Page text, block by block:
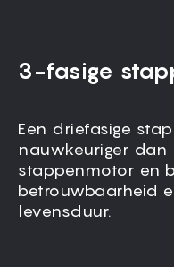
3-fasige
Een driefasige
nauwkeuriger dan
stappenmotor en
betrouwbaarheid
levensduur.
Alle bewegende
portaal, zijn
buiten te houden
werking te